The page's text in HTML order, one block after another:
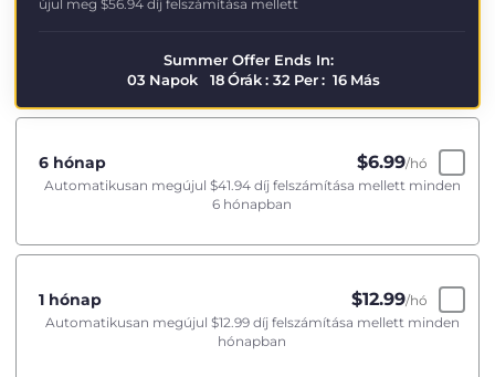
újul meg $56.94 díj felszámítása mellett
Summer Offer Ends In:
03 Napok 18Órák: 32 Per: 16 Más
6 hónap $6.99/hó
Automatikusan megújul $41.94díj felszámítása mellett minden
6 hónapban
1 hónap $12.99/hó
Automatikusan megújul $12.99díj felszámítása mellett minden
hónapban